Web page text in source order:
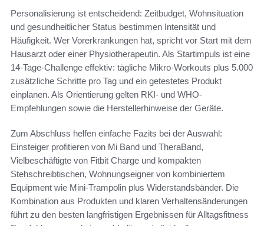
Personalisierung ist entscheidend: Zeitbudget, Wohnsituation
und gesundheitlicher Status bestimmen Intensität und
Häufigkeit. Wer Vorerkrankungen hat, spricht vor Start mit dem
Hausarzt oder einer Physiotherapeutin. Als Startimpuls ist eine
14‑Tage‑Challenge effektiv: tägliche Mikro‑Workouts plus 5.000
zusätzliche Schritte pro Tag und ein getestetes Produkt
einplanen. Als Orientierung gelten RKI- und WHO-
Empfehlungen sowie die Herstellerhinweise der Geräte.
Zum Abschluss helfen einfache Fazits bei der Auswahl:
Einsteiger profitieren von Mi Band und TheraBand,
Vielbeschäftigte von Fitbit Charge und kompakten
Stehschreibtischen, Wohnungseigner von kombiniertem
Equipment wie Mini‑Trampolin plus Widerstandsbänder. Die
Kombination aus Produkten und klaren Verhaltensänderungen
führt zu den besten langfristigen Ergebnissen für Alltagsfitness